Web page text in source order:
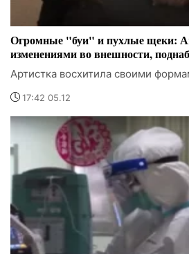
Огромные "буи" и пухлые щеки:
изменениями во внешности,
Артистка восхитила своими
17:42 05.12